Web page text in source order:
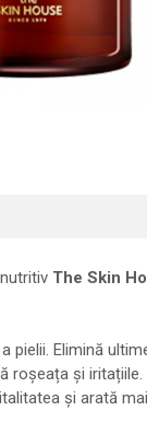
The Skin
Elimină
roșeața și
și arată